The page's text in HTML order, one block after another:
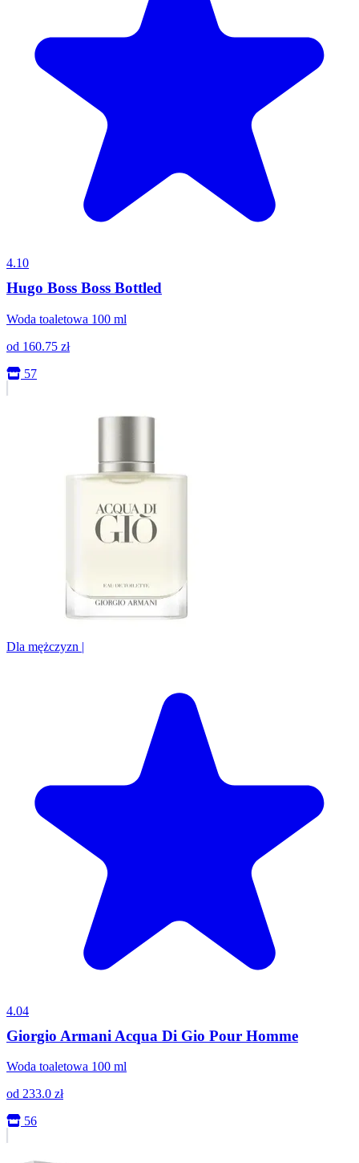
4.10
Hugo Boss Boss Bottled
Woda toaletowa 100 ml
od 160.75 zł
57
Dla mężczyzn |
4.04
Giorgio Armani Acqua Di Gio Pour Homme
Woda toaletowa 100 ml
od 233.0 zł
56